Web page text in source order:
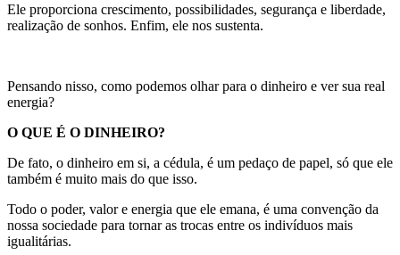
Ele proporciona crescimento, possibilidades, segurança e liberdade,
realização de sonhos. Enfim, ele nos sustenta.
Pensando nisso, como podemos olhar para o dinheiro e ver sua real
energia?
O QUE É O DINHEIRO?
De fato, o dinheiro em si, a cédula, é um pedaço de papel, só que ele
também é muito mais do que isso.
Todo o poder, valor e energia que ele emana, é uma convenção da
nossa sociedade para tornar as trocas entre os indivíduos mais
igualitárias.